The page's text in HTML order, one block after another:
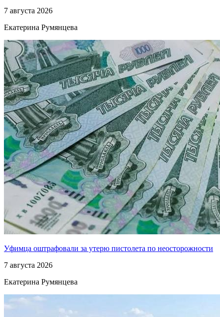
7 августа 2026
Екатерина Румянцева
Уфимца оштрафовали за утерю пистолета по неосторожности
7 августа 2026
Екатерина Румянцева